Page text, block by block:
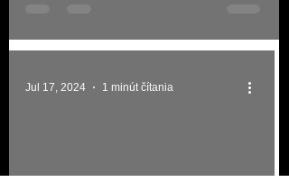
Jul 17, 2024 1 minút čítania